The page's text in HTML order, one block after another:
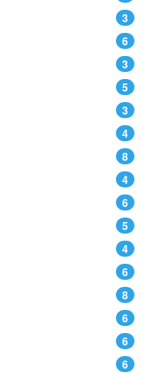
3
6
3
5
3
4
8
4
6
5
4
6
8
6
6
6